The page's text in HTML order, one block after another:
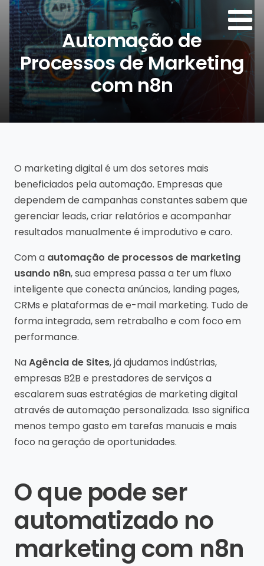
Automação de
Processos de Marketing
com n8n
O marketing digital é um dos setores mais
beneficiados pela automação. Empresas que
dependem de campanhas constantes sabem que
gerenciar leads, criar relatórios e acompanhar
resultados manualmente é improdutivo e caro.
Com a automação de processos de marketing
usando n8n, sua empresa passa a ter um fluxo
inteligente que conecta anúncios, landing pages,
CRMs e plataformas de e-mail marketing. Tudo de
forma integrada, sem retrabalho e com foco em
performance.
NaAgência de Sites, já ajudamos indústrias,
empresas B2B e prestadores de serviços a
escalarem suas estratégias de marketing digital
através de automação personalizada. Isso significa
menos tempo gasto em tarefas manuais e mais
foco na geração de oportunidades.
O que pode ser
automatizado no
marketing com n8n